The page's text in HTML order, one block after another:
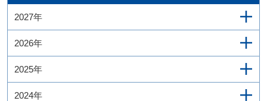
2027年
2026年
2025年
2024年